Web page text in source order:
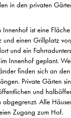
in den privaten
Innenhof ist eine
und einen Grillplatz
und ein
Innenhof geplant.
finden sich an den
Private Gärten
und
abgegrenzt. Alle
Zugang zum Hof.